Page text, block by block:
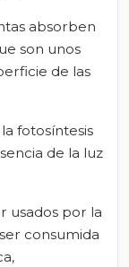
absorben
son unos
de las
fotosíntesis
de la luz
usados por la
consumida